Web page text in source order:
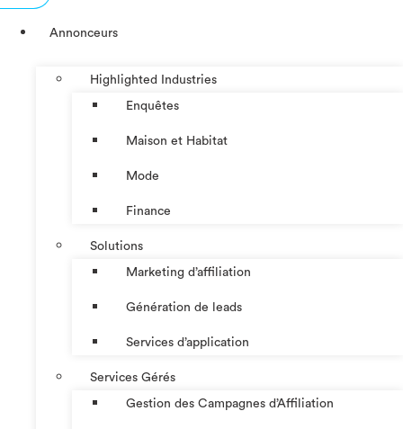
Annonceurs
Highlighted Industries
Enquêtes
Maison et Habitat
Mode
Finance
Solutions
Marketing d’affiliation
Génération de leads
Services d’application
Services Gérés
Gestion des Campagnes d’Affiliation​